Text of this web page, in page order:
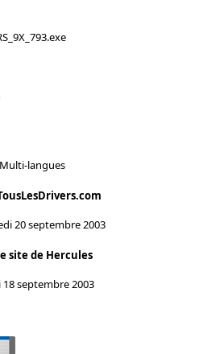
Multi-langues
20 septembre 2003
site de Hercules
18 septembre 2003